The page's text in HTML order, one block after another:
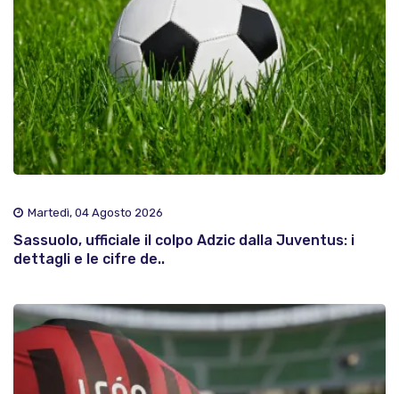
Martedì, 04 Agosto 2026
Sassuolo, ufficiale il colpo Adzic dalla Juventus: i
dettagli e le cifre de..